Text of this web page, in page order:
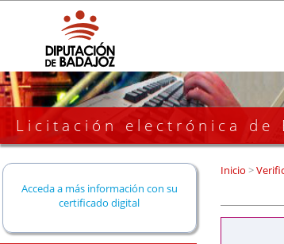
Licitación electrónica de
Acceda a más información con su
certificado digital
Inicio >